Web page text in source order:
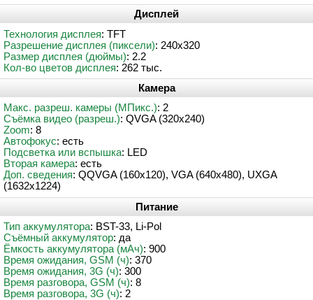
Дисплей
Технология дисплея: TFT
Разрешение дисплея (пиксели): 240x320
Размер дисплея (дюймы): 2.2
Кол-во цветов дисплея: 262 тыс.
Камера
Макс. разреш. камеры (МПикс.): 2
Съёмка видео (разреш.): QVGA (320x240)
Zoom: 8
Автофокус: есть
Подсветка или вспышка: LED
Вторая камера: есть
Доп. сведения: QQVGA (160x120), VGA (640x480), UXGA
(1632x1224)
Питание
Тип аккумулятора: BST-33, Li-Pol
Съёмный аккумулятор: да
Ёмкость аккумулятора (мАч): 900
Время ожидания, GSM (ч): 370
Время ожидания, 3G (ч): 300
Время разговора, GSM (ч): 8
Время разговора, 3G (ч): 2